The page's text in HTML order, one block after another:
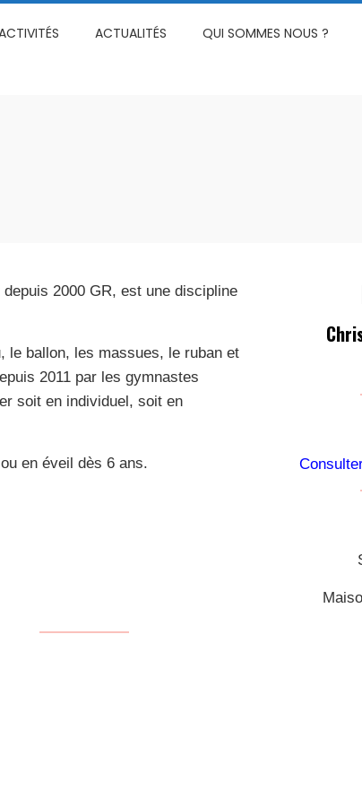
ACTUALITÉS QUI SOMMES NOUS ?
2000 GR, est une discipline
le ballon, les massues, le ruban et
2011 par les gymnastes
soit en individuel, soit en
en éveil dès 6 ans.